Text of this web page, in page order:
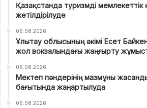
Қазақстанда туризмді мемлекеттік
жетілдірілуде
06.08.2026
Ұлытау облысының әкімі Есет
жол вокзалындағы жаңғырту
06.08.2026
Мектеп пәндерінің мазмұны
бағытында жаңартылуда
06.08.2026